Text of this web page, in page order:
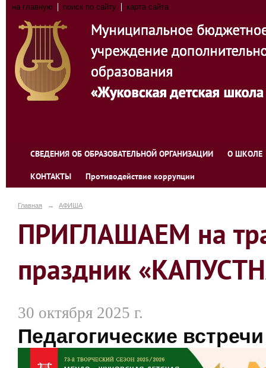
на главную поиск по сайту карта сайта
СВЕДЕНИЯ ОБ ОБРАЗОВАТЕЛЬНОЙ ОРГАНИЗАЦИИ О ШКОЛЕ
КОНТАКТЫ Противодействие коррупции
Главная → АФИША
ПРИГЛАШАЕМ на
праздник
30 октября 2025 г.
Педагогические